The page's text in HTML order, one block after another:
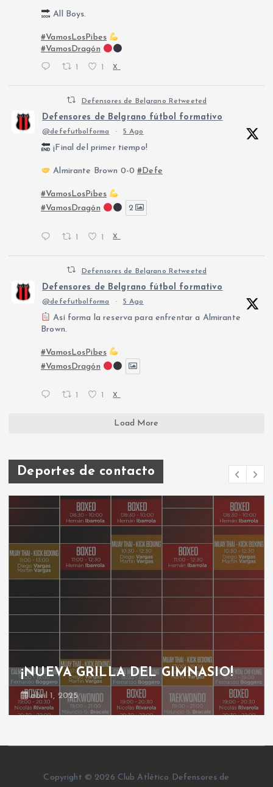
All Boys.
#VamosLosPibes
#VamosDragón
X
Defensores de Belgrano Retweeted
Defensores de Belgrano fútbol formativo
@defefutbolforma · 5 Ago
¡Final del primer tiempo!
Almirante Brown 0-0#Defe
#VamosLosPibes
#VamosDragón
2
1 1 X
Defensores de Belgrano Retweeted
Defensores de Belgrano fútbol formativo
@defefutbolforma · 5 Ago
Así forma la reserva para enfrentar a Almirante
Brown.
#VamosLosPibes
#VamosDragón
X
Load More
Deportes de contacto
¡NUEVA GRILLA DEL GIMNASIO!
abril 1, 2025
Copyright © 2026 Club Atlético Defensores de